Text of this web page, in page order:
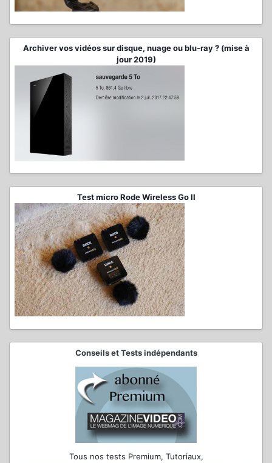
Archiver vos vidéos sur disque, nuage ou blu-ray ? (mise à
jour 2019)
Test micro Rode Wireless Go II
Conseils et Tests indépendants
Tous nos tests Premium, Tutoriaux,